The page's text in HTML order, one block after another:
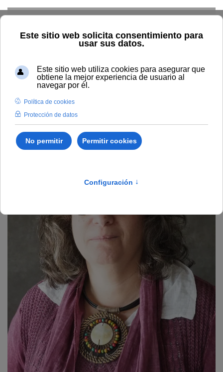
Home Profesorado Directorio profesor
María Diana
Pérez Custodio